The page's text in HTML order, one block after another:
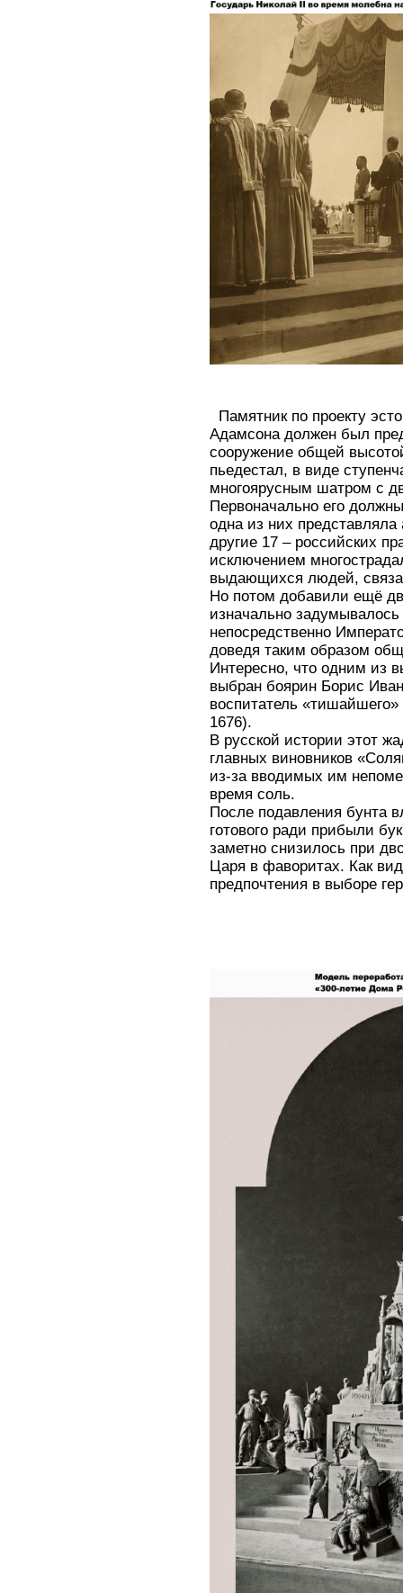
Памятник по проекту
Адамсона должен был
сооружение общей
пьедестал, в виде
многоярусным шатром с
Первоначально его
одна из них
другие 17 – российских
исключением
выдающихся людей,
Но потом добавили ещё
изначально
непосредственно
доведя таким образом
Интересно, что одним из
выбран боярин Борис
воспитатель
1676).
В русской истории этот
главных виновников
из-за вводимых им
время соль.
После подавления бунта
готового ради прибыли
заметно снизилось при
Царя в фаворитах. Как
предпочтения в выборе